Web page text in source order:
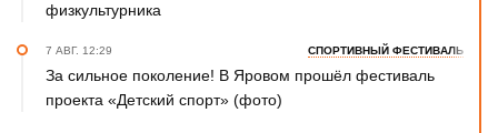
физкультурника
7 АВГ. 12:29 СПОРТИВНЫЙ ФЕСТИВАЛЬ
За сильное поколение! В Яровом прошёл фестиваль
проекта «Детский спорт» (фото)